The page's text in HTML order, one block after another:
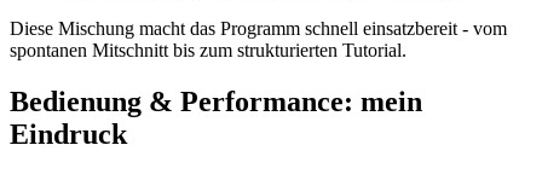
Diese Mischung macht das Programm schnell einsatzbereit - vom
spontanen Mitschnitt bis zum strukturierten Tutorial.
Bedienung & Performance: mein
Eindruck